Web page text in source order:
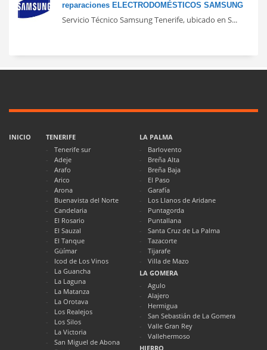
reparaciones ELECTRODOMÉSTICOS SAMSUNG
Servicio Técnico Samsung Tenerife, ubicado en S...
INICIO
TENERIFE
Tenerife sur
Adeje
Arafo
Arico
Arona
Buenavista del Norte
Candelaria
El Rosario
El Sauzal
El Tanque
Güímar
Icod de Los Vinos
La Guancha
La Laguna
La Matanza
La Orotava
Los Realejos
Los Silos
La Victoria
San Miguel de Abona
LA PALMA
Barlovento
Breña Alta
Breña Baja
El Paso
Garafía
Los Llanos de Aridane
Puntagorda
Puntallana
Santa Cruz de La Palma
Tazacorte
Tijarafe
Villa de Mazo
LA GOMERA
Agulo
Alajero
Hermigua
San Sebastián de La Gomera
Valle Gran Rey
Vallehermoso
HIERRO